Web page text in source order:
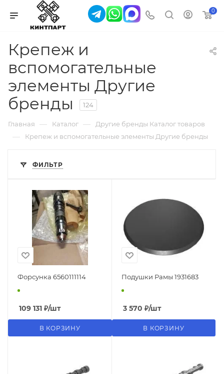
0
Крепеж и
вспомогательные
элементы Другие
бренды
124
Главная — Каталог — Другие бренды Каталог товаров
— Крепеж и вспомогательные элементы Другие бренды
ФИЛЬТР
Форсунка 6560111114
109 131 ₽/шт
В КОРЗИНУ
Подушки Рамы 1931683
3 570 ₽/шт
В КОРЗИНУ